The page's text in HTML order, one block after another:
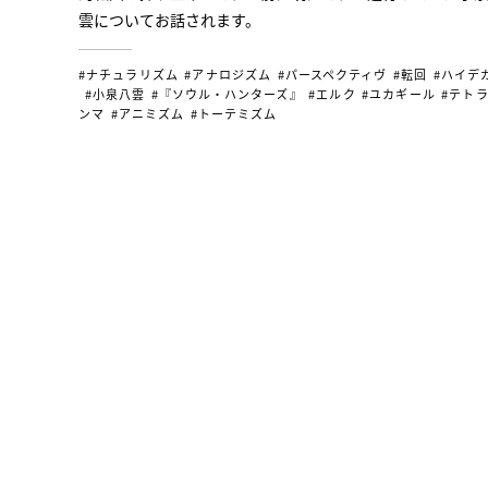
雲についてお話されます。
#ナチュラリズム #アナロジズム #パースペクティヴ #転回 #ハイデ
#小泉八雲 #『ソウル・ハンターズ』 #エルク #ユカギール #テト
ンマ #アニミズム #トーテミズム